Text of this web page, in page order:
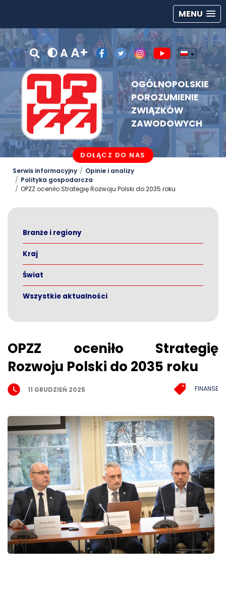
MENU
A A+
OGÓLNOPOLSKIE
POROZUMIENIE
ZWIĄZKÓW
ZAWODOWYCH
DOŁĄCZ DO NAS
Serwis informacyjny
Opinie i analizy
Polityka gospodarcza
OPZZ oceniło Strategię Rozwoju Polski do 2035 roku
Branże i regiony
Kraj
Świat
Wszystkie aktualności
OPZZ oceniło Strategię
Rozwoju Polski do 2035 roku
11 GRUDZIEŃ 2025 FINANSE